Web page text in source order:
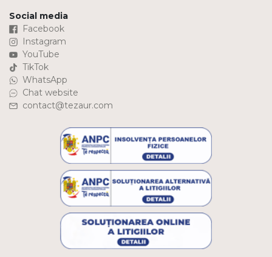
Social media
Facebook
Instagram
YouTube
TikTok
WhatsApp
Chat website
contact@tezaur.com